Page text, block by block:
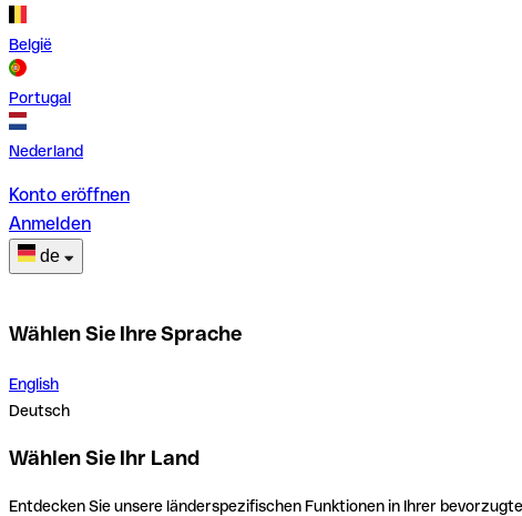
België
Portugal
Nederland
Konto eröffnen
Anmelden
de
Wählen Sie Ihre Sprache
English
Deutsch
Wählen Sie Ihr Land
Entdecken Sie unsere länderspezifischen Funktionen in Ihrer